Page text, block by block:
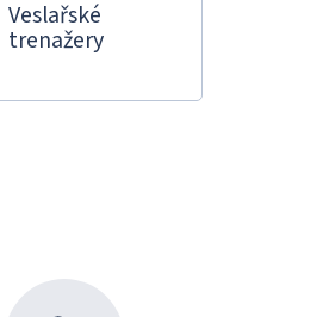
Veslařské
trenažery